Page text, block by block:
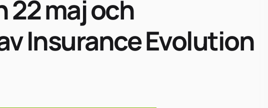
22 maj och
Insurance Evolution